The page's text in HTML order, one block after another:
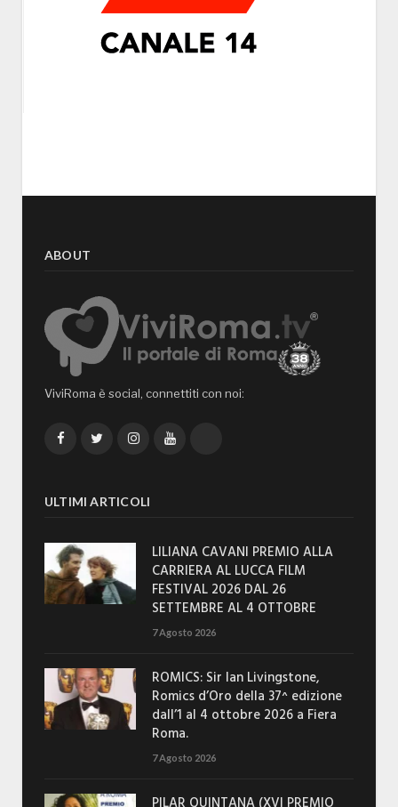
ABOUT
ViviRoma è social, connettiti con noi:
FacebookTwitterInstagramYouTube
ULTIMI ARTICOLI
LILIANA CAVANI PREMIO ALLA
CARRIERA AL LUCCA FILM
FESTIVAL 2026 DAL 26
SETTEMBRE AL 4 OTTOBRE
7 Agosto 2026
ROMICS: Sir Ian Livingstone,
Romics d’Oro della 37^ edizione
dall’1 al 4 ottobre 2026 a Fiera
Roma.
7 Agosto 2026